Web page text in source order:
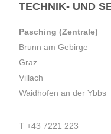
TECHNIK- UND
Pasching (Zentrale)
Brunn am Gebirge
Graz
Villach
Waidhofen an der Ybbs
T +43 7221 223